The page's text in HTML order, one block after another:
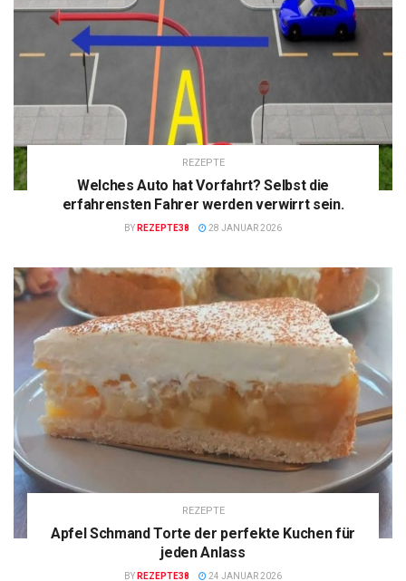
REZEPTE
Welches Auto hat Vorfahrt? Selbst die
erfahrensten Fahrer werden verwirrt sein.
BY REZEPTE38 28 JANUAR 2026
REZEPTE
Apfel Schmand Torte der perfekte Kuchen für
jeden Anlass
BY REZEPTE38 24 JANUAR 2026